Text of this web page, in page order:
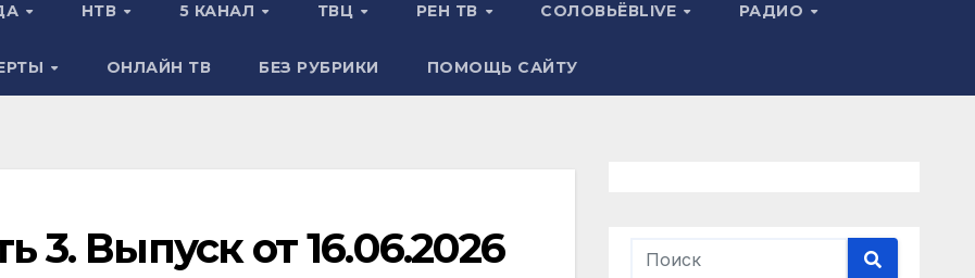
НТВ 5 КАНАЛ ТВЦ РЕН ТВ СОЛОВЬЁВLIVE РАДИО
ОНЛАЙН ТВ БЕЗ РУБРИКИ ПОМОЩЬ САЙТУ
3. Выпуск от 16.06.2026